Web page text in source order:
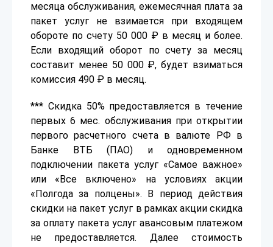
месяца обслуживания, ежемесячная плата за
пакет услуг не взимается при входящем
обороте по счету 50 000 ₽ в месяц и более.
Если входящий оборот по счету за месяц
составит менее 50 000 ₽, будет взиматься
комиссия 490 ₽ в месяц.
*** Скидка 50% предоставляется в течение
первых 6 мес. обслуживания при открытии
первого расчетного счета в валюте РФ в
Банке ВТБ (ПАО) и одновременном
подключении пакета услуг «Самое важное»
или «Все включено» на условиях акции
«Полгода за полцены». В период действия
скидки на пакет услуг в рамках акции скидка
за оплату пакета услуг авансовым платежом
не предоставляется. Далее стоимость